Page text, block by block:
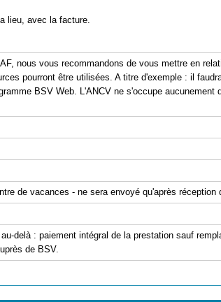
lieu, avec la facture.
nous vous recommandons de vous mettre en
pourront être utilisées. A titre d'exemple : il
BSV Web. L'ANCV ne s'occupe aucunement
de vacances - ne sera envoyé qu'après réception
delà : paiement intégral de la prestation sauf
de BSV.